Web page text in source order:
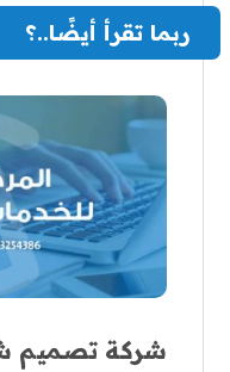
ربما تقرأ أيضًا..؟
شركة تصميم